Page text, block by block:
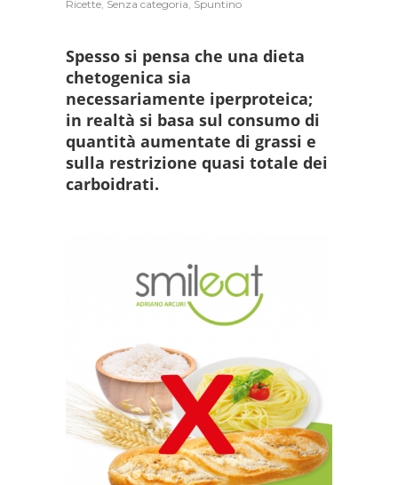
Ricette Senza categoria Spuntino
Spesso si pensa che una dieta
chetogenica sia
necessariamente iperproteica;
in realtà si basa sul consumo di
quantità aumentate di grassi e
sulla restrizione quasi totale dei
carboidrati.